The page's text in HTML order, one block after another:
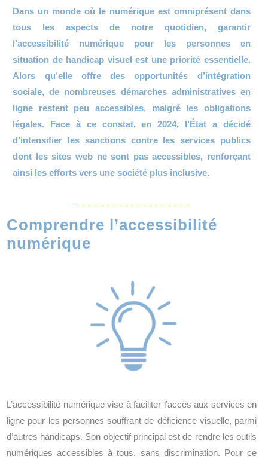
Dans un monde où le numérique est omniprésent dans
tous les aspects de notre quotidien, garantir
l’accessibilité numérique pour les personnes en
situation de handicap visuel est une priorité essentielle.
Alors qu’elle offre des opportunités d’intégration
sociale, de nombreuses démarches administratives en
ligne restent peu accessibles, malgré les obligations
légales. Face à ce constat, en 2024, l’État a décidé
d’intensifier les sanctions contre les services publics
dont les sites web ne sont pas accessibles, renforçant
ainsi les efforts vers une société plus inclusive.
Comprendre l’accessibilité
numérique
L’accessibilité numérique vise à faciliter l’accès aux services en
ligne pour les personnes souffrant de déficience visuelle, parmi
d’autres handicaps. Son objectif principal est de rendre les outils
numériques accessibles à tous, sans discrimination. Pour ce